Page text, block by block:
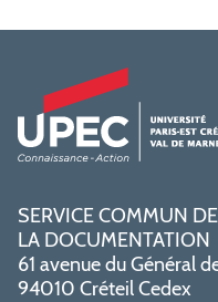
SERVICE COMMUN DE
LA DOCUMENTATION
61 avenue du Général
94010 Créteil Cedex